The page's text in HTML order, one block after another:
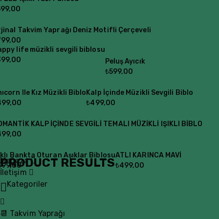
Takvim Yaprağı Deniz Motifli Çerçeveli
life müzikli sevgili biblosu
Peluş Ayıcık
₺599,00
Ile Kız Müzikli Biblo Kalp İçinde Müzikli Sevgili Biblo
₺499,00
KALP İÇİNDE SEVGİLİ TEMALI MÜZİKLİ IŞIKLI BİBLO
Bankta Oturan Aşıklar BiblosuATLI KARINCA MAVİ
₺499,00
PRODUCT RESULTS
Mağaza
İletişim
Kategoriler
📆 Takvim Yaprağı